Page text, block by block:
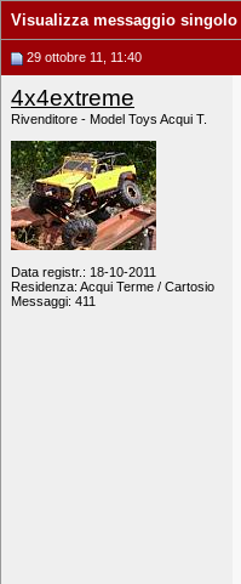
Visualizza messaggio singolo
29 ottobre 11, 11:40
4x4extreme
Rivenditore - Model Toys Acqui T.
Data registr.: 18-10-2011
Residenza: Acqui Terme / Cartosio
Messaggi: 411